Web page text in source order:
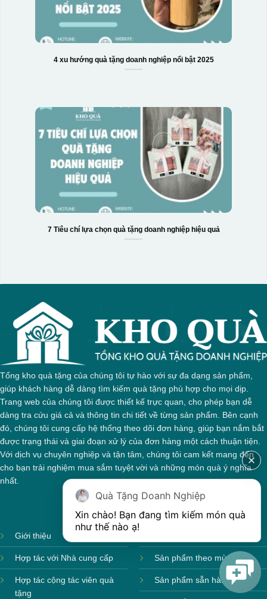
4 xu hướng quà tặng doanh nghiệp nổi bật 2025
7 Tiêu chí lựa chọn quà tặng doanh nghiệp hiệu quả
Tổng kho quà tặng của chúng tôi tự hào với sự đa dạng sản phẩm,
giúp khách hàng dễ dàng tìm kiếm quà tặng phù hợp cho mọi dịp.
Trang web của chúng tôi được thiết kế trực quan, cho phép bạn dễ
dàng tra cứu giá cả và thông tin chi tiết về từng sản phẩm. Bên cạnh
đó, chúng tôi cung cấp hệ thống theo dõi đơn hàng, giúp bạn nắm bắt
được trạng thái và giai đoạn xử lý của đơn hàng một cách thuận tiện.
Với dịch vụ chuyên nghiệp và tận tâm, chúng tôi cam kết mang đến
cho bạn trải nghiệm mua sắm tuyệt vời và những món quà ý nghĩa
nhất.
Giới thiệu
Hợp tác với Nhà cung cấp
Hợp tác cộng tác viên quà
tặng
Sản phẩm theo mùa
Sản phẩm sẵn hàng
Quà Tặng Doanh Nghiệp
Xin chào! Bạn đang tìm kiếm món quà
như thế nào ạ!